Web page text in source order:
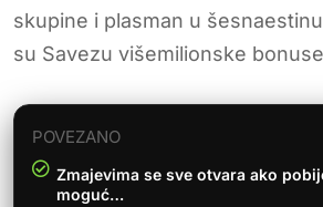
skupine i plasman u
su Savezu višemilionske
POVEZANO
Zmajevima se sve otvara ako
moguć…